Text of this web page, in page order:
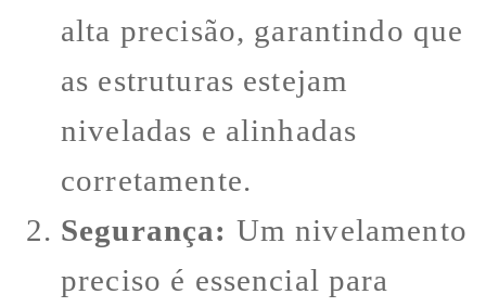
alta precisão, garantindo que
as estruturas estejam
niveladas e alinhadas
corretamente.
Segurança: Um nivelamento
preciso é essencial para